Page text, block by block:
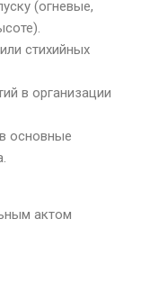
(огневые,
стихийных
в организации
основные
актом